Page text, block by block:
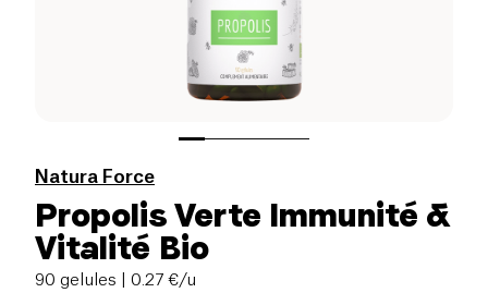
Natura Force
Propolis Verte Immunité &
Vitalité Bio
90 gelules | 0.27 €/u